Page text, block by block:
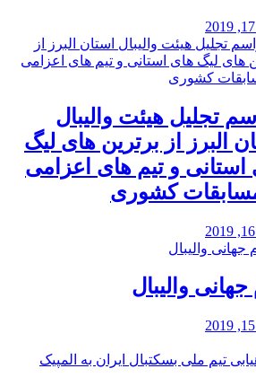
تجلیل هیئت والیبال
البرز از برترین های لیگ
استانی و تیم های اعزامی
کشوری
والیبال